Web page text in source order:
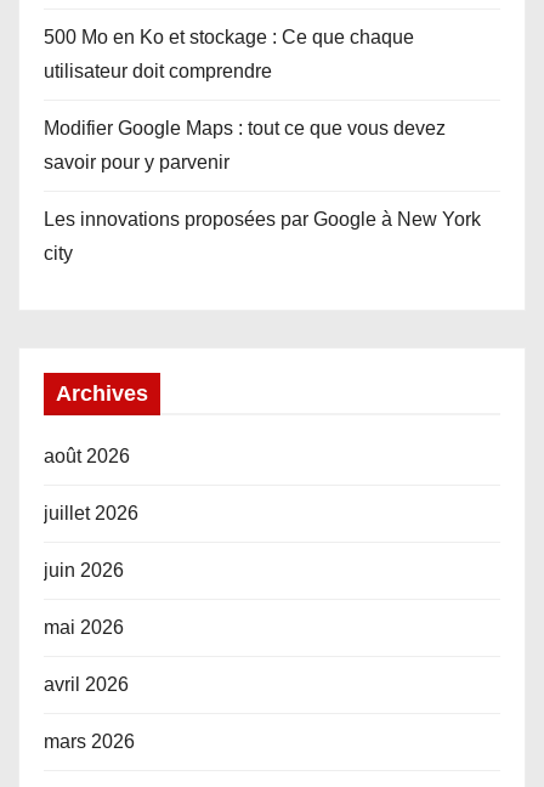
500 Mo en Ko et stockage : Ce que chaque
utilisateur doit comprendre
Modifier Google Maps : tout ce que vous devez
savoir pour y parvenir
Les innovations proposées par Google à New York
city
Archives
août 2026
juillet 2026
juin 2026
mai 2026
avril 2026
mars 2026